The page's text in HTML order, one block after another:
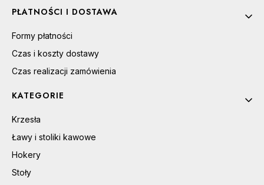
PŁATNOŚCI I DOSTAWA
Formy płatności
Czas i koszty dostawy
Czas realizacji zamówienia
KATEGORIE
Krzesła
Ławy i stoliki kawowe
Hokery
Stoły